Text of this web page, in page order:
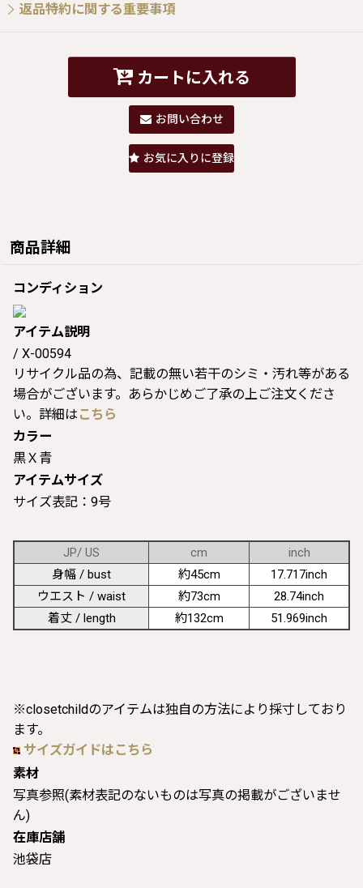
返品特約に関する重要事項
カートに入れる
お問い合わせ
お気に入りに登録
商品詳細
コンディション
アイテム説明
/ X-00594
リサイクル品の為、記載の無い若干のシミ・汚れ等がある
場合がございます。あらかじめご了承の上ご注文くださ
い。詳細は こちら
カラー
黒Ｘ青
アイテムサイズ
サイズ表記：9号
JP/ US cm
inch
身幅 / bust
約45cm
17.717inch
ウエスト / waist
約73cm
28.74inch
着丈 / length
約132cm 51.969inch
※closetchildのアイテムは独自の方法により採寸しており
ます。
サイズガイドはこちら
素材
写真参照(素材表記のないものは写真の掲載がございませ
ん)
在庫店舗
池袋店